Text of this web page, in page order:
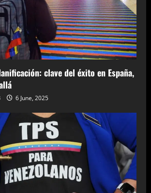
clave del éxito en España,
6 June, 2025